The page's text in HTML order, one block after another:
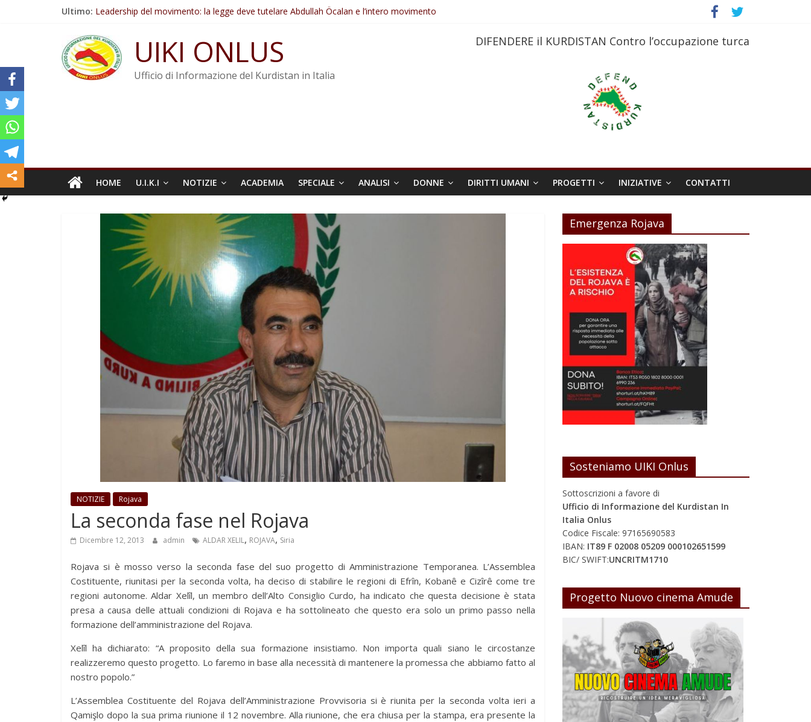
Ultimo: Leadership del movimento: la legge deve tutelare Abdullah Öcalan e l’intero movimento
Non tenere conto della situazione di Rêber Apo ostacolerebbe l’attuazione della legge
Il KNK chiede un’azione internazionale contro i crimini di guerra dell’Iran
Abdullah Öcalan: Le legge negativa deve essere trasformata in legge positiva
UIKI ONLUS
Ufficio di Informazione del Kurdistan in Italia
DIFENDERE il KURDISTAN Contro l’occupazione turca
HOME U.I.K.I NOTIZIE ACADEMIA SPECIALE ANALISI DONNE DIRITTI UMANI PROGETTI INIZIATIVE CONTATTI
NOTIZIE Rojava
La seconda fase nel Rojava
Dicembre 12, 2013 admin ALDAR XELIL, ROJAVA, Siria
Rojava si è mosso verso la seconda fase del suo progetto di Amministrazione Temporanea. L’Assemblea
Costituente, riunitasi per la seconda volta, ha deciso di stabilire le regioni di Efrîn, Kobanê e Cizîrê come tre
regioni autonome. Aldar Xelîl, un membro dell’Alto Consiglio Curdo, ha indicato che questa decisione è stata
presa a causa delle attuali condizioni di Rojava e ha sottolineato che questo era solo un primo passo nella
formazione dell’amministrazione del Rojava.
Xelîl ha dichiarato: “A proposito della sua formazione insistiamo. Non importa quali siano le circostanze
realizzeremo questo progetto. Lo faremo in base alla necessità di mantenere la promessa che abbiamo fatto al
nostro popolo.”
L’Assemblea Costituente del Rojava dell’Amministrazione Provvisoria si è riunita per la seconda volta ieri a
Qamişlo dopo la sua prima riunione il 12 novembre. Alla riunione, che era chiusa per la stampa, era presente la
Emergenza Rojava
Sosteniamo UIKI Onlus
Sottoscrizioni a favore di
Ufficio di Informazione del Kurdistan In
Italia Onlus
Codice Fiscale: 97165690583
IBAN: IT89 F 02008 05209 000102651599
BIC/ SWIFT:UNCRITM1710
Progetto Nuovo cinema Amude